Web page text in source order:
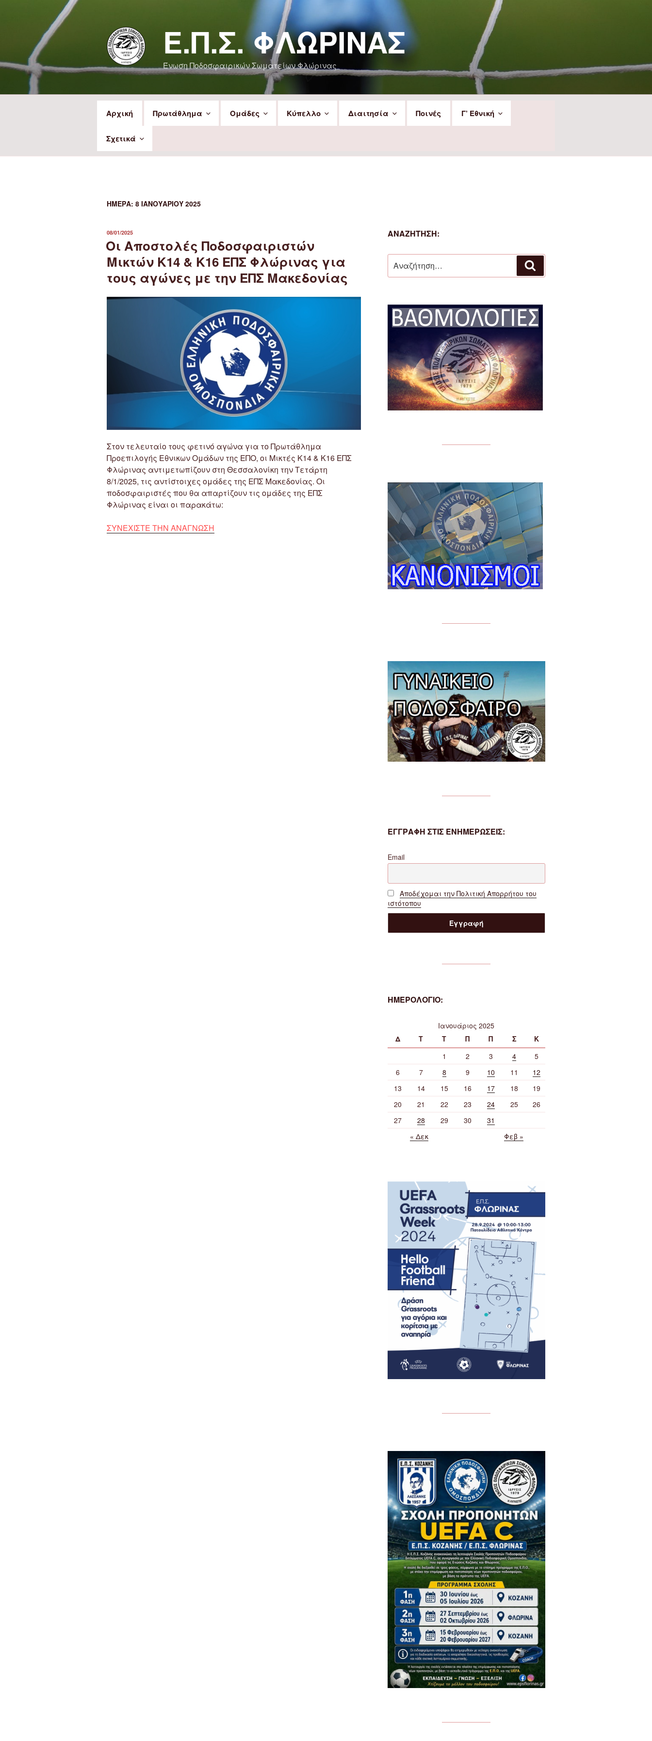
περιεχόμενο
Ε.Π.Σ. ΦΛΏΡΙΝΑΣ
Ένωση Ποδοσφαιρικών Σωματείων Φλώρινας
Αρχική Πρωτάθλημα Ομάδες Κύπελλο Διαιτησία Ποινές Γ’ Εθνική
Σχετικά
ΗΜΈΡΑ: 8 ΙΑΝΟΥΑΡΊΟΥ 2025
ΔΗΜΟΣΙΕΎΤΗΚΕ
08/01/2025
Οι Αποστολές Ποδοσφαιριστών
Μικτών Κ14 & Κ16 ΕΠΣ Φλώρινας για
τους αγώνες με την ΕΠΣ Μακεδονίας
Στον τελευταίο τους φετινό αγώνα για το Πρωτάθλημα
Προεπιλογής Εθνικων Ομάδων της ΕΠΟ, οι Μικτές Κ14 & Κ16 ΕΠΣ
Φλώρινας αντιμετωπίζουν στη Θεσσαλονίκη την Τετάρτη
8/1/2025, τις αντίστοιχες ομάδες της ΕΠΣ Μακεδονίας. Οι
ποδοσφαιριστές που θα απαρτίζουν τις ομάδες της ΕΠΣ
Φλώρινας είναι οι παρακάτω:
ΣΥΝΕΧΙΣΤΕ ΤΗΝ ΑΝΑΓΝΩΣΗ
ΑΝΑΖΉΤΗΣΗ:
για:
ΕΓΓΡΑΦΗ ΣΤΙΣ ΕΝΗΜΕΡΩΣΕΙΣ:
Email
Αποδέχομαι την Πολιτική Απορρήτου του
ιστότοπου
ΗΜΕΡΟΛΟΓΙΟ:
Ιανουάριος 2025
Δ
Τ Τ Π Π Σ
Κ
1
2 3 4
5
6
7 8 9 10 11
12
13
14 15 16 17 18
19
20
21 22 23 24 25
26
27
28 29 30
31
« Δεκ
Φεβ »